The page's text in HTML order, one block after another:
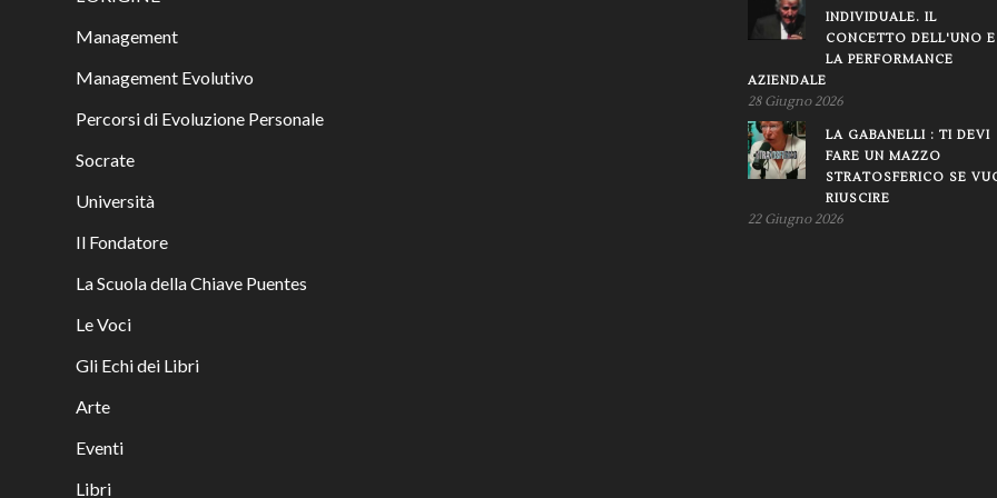
Management
Management Evolutivo
Percorsi di Evoluzione Personale
Socrate
Università
Il Fondatore
La Scuola della Chiave Puentes
Le Voci
Gli Echi dei Libri
Arte
Eventi
Libri
INDIVIDUALE. IL
CONCETTO DELL'UNO E
LA PERFORMANCE
AZIENDALE
28 Giugno 2026
LA GABANELLI : TI DEVI
FARE UN MAZZO
STRATOSFERICO SE
RIUSCIRE
22 Giugno 2026